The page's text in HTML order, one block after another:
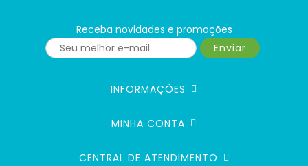
Receba novidades e promoções
Enviar
INFORMAÇÕES
MINHA CONTA
CENTRAL DE ATENDIMENTO